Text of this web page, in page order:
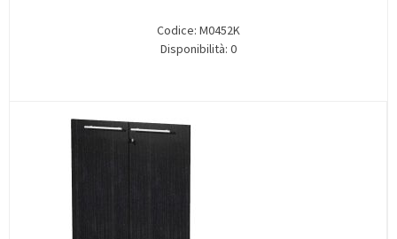
Codice: M0452K
Disponibilità: 0